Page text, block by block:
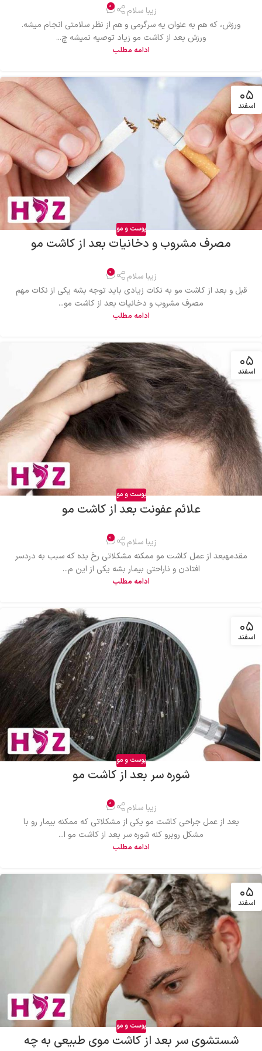
زیبا سلام 0
ورزش، که هم به عنوان یه سرگرمی و هم از نظر سلامتی انجام میشه.
ورزش بعد از کاشت مو زیاد توصیه نمیشه چ...
ادامه مطلب
۰۵
اسفند
پوست و مو
مصرف مشروب و دخانیات بعد از کاشت مو
زیبا سلام 0
قبل و بعد از کاشت مو به نکات زیادی باید توجه بشه یکی از نکات مهم
مصرف مشروب و دخانیات بعد از کاشت مو...
ادامه مطلب
۰۵
اسفند
پوست و مو
علائم عفونت بعد از کاشت مو
زیبا سلام 0
مقدمهبعد از عمل کاشت مو ممکنه مشکلاتی رخ بده که سبب به دردسر
افتادن و ناراحتی بیمار بشه یکی از این م...
ادامه مطلب
۰۵
اسفند
پوست و مو
شوره سر بعد از کاشت مو
زیبا سلام 0
بعد از عمل جراحی کاشت مو یکی از مشکلاتی که ممکنه بیمار رو با
مشکل روبرو کنه شوره سر بعد از کاشت مو ا...
ادامه مطلب
۰۵
اسفند
پوست و مو
شستشوی سر بعد از کاشت موی طبیعی به چه